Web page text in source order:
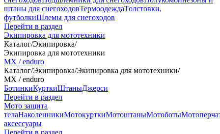
штаны для снегоходовТермоодеждаТолстовки,
футболкиШлемы для снегоходов
Перейти в раздел
Экипировка для мототехники
Каталог/Экипировка/
Экипировка для мототехники
MX / enduro
Каталог/Экипировка/Экипировка для мототехники/
MX / enduro
БотинкиКурткиШтаныДжерси
Перейти в раздел
Мото защита
телаНаколенникиМотокурткиМотоштаныМотоботы
аксессуары
Перейти в раздел